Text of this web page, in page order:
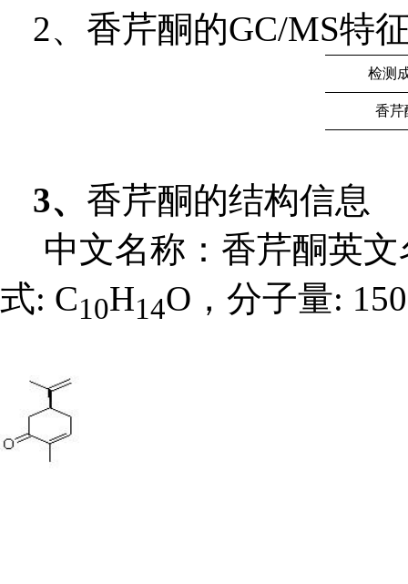
2、香芹酮的GC/MS特
检测
香芹
3、 香芹酮的结构信息
中文名称：香芹酮英文
式: C10H14O，分子量: